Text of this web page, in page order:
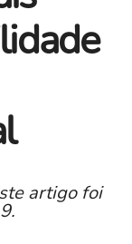
artigo foi